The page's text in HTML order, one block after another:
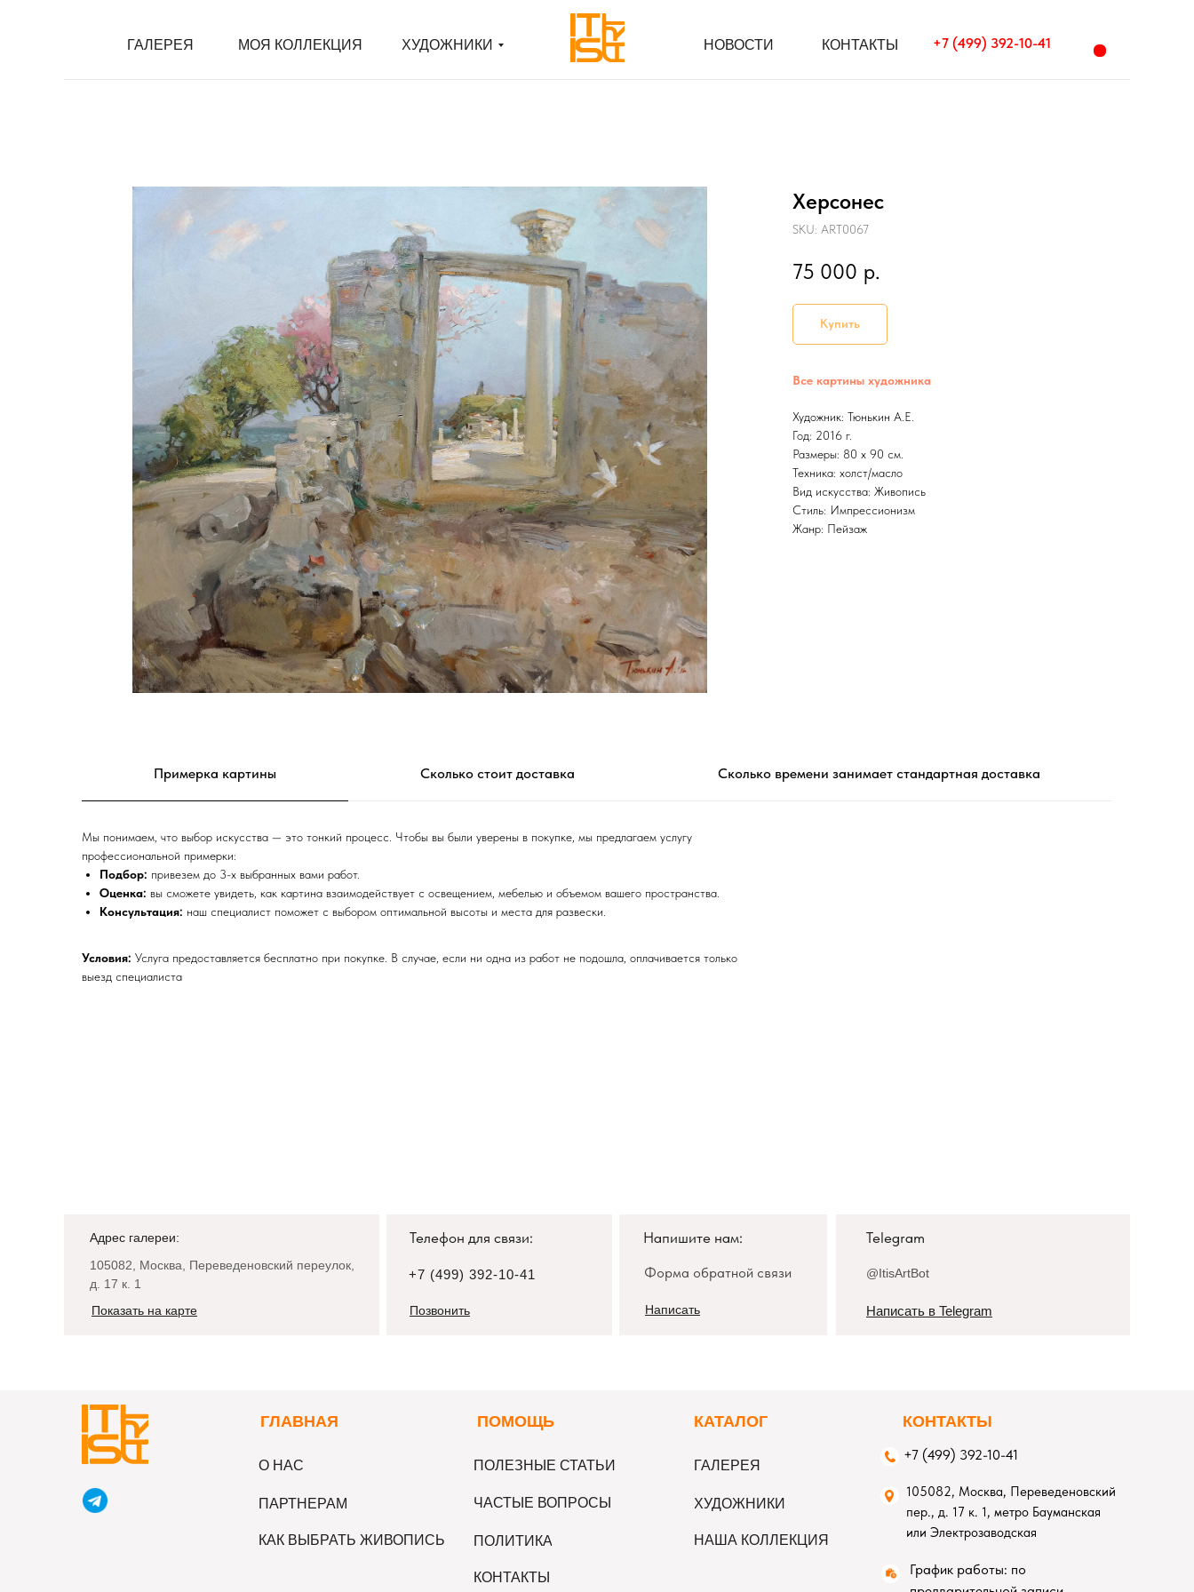
ГАЛЕРЕЯ ХУДОЖНИКИ
МОЯ КОЛЛЕКЦИЯ КОНТАКТЫ
НОВОСТИ +7 (499) 392-10-41
ГАЛЕРЕЯ ХУДОЖНИКИ
МОЯ КОЛЛЕКЦИЯ КОНТАКТЫ
НОВОСТИ +7 (499) 392-10-41
Херсонес
SKU: ART0067
75 000 р.
Купить
Все картины художника
Художник: Тюнькин А.Е.
Год: 2016 г.
Размеры: 80 x 90 см.
Техника: холст/масло
Вид искусства: Живопись
Стиль: Импрессионизм
Жанр: Пейзаж
Примерка картины Сколько стоит доставка Сколько времени занимает стандартная доставка
Мы понимаем, что выбор искусства — это тонкий процесс. Чтобы вы были уверены в покупке, мы предлагаем услугу
профессиональной примерки:
Подбор: привезем до 3-х выбранных вами работ.
Оценка: вы сможете увидеть, как картина взаимодействует с освещением, мебелью и объемом вашего пространства.
Консультация: наш специалист поможет с выбором оптимальной высоты и места для развески.
Условия: Услуга предоставляется бесплатно при покупке. В случае, если ни одна из работ не подошла, оплачивается только
выезд специалиста
Адрес галереи: Телефон для связи: Напишите нам: Telegram
105082, Москва, Переведеновский переулок,
д. 17 к. 1
Показать на карте
+7 (499) 392-10-41
Позвонить Написать Написать в Telegram
Форма обратной связи @ItisArtBot
О НАС ГАЛЕРЕЯ
ГЛАВНАЯ КОНТАКТЫ
КАТАЛОГ
ПОМОЩЬ
ХУДОЖНИКИ
ЧАСТЫЕ ВОПРОСЫ
ПОЛЕЗНЫЕ СТАТЬИ
КАК ВЫБРАТЬ ЖИВОПИСЬ
ПАРТНЕРАМ
КОНТАКТЫ
ПОЛИТИКА НАША КОЛЛЕКЦИЯ
105082, Москва, Переведеновский
пер., д. 17 к. 1, метро Бауманская
или Электрозаводская
+7 (499) 392-10-41
График работы: по